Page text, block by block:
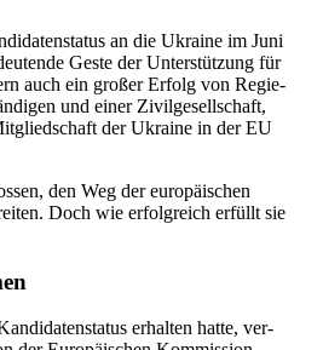
an die Ukraine im Juni
Geste der Unter­stüt­zung für
auch ein großer Erfolg von Regie­
und einer Zivil­ge­sell­schaft,
der Ukraine in der EU
den Weg der euro­päi­schen
Doch wie erfolg­reich erfüllt sie
erhal­ten hatte, ver­